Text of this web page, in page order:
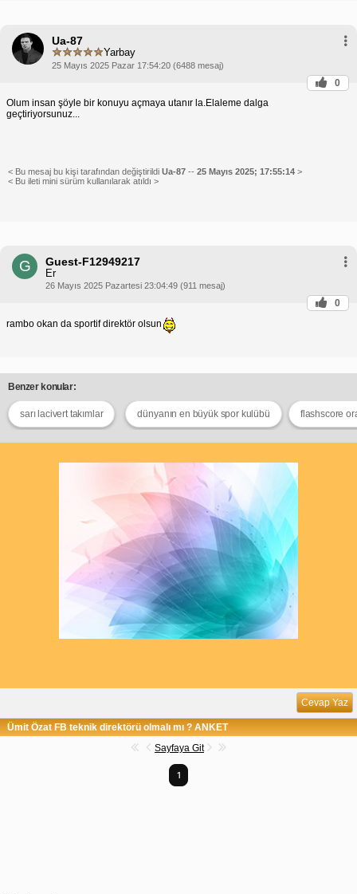
Ua-87
Yarbay
25 Mayıs 2025 Pazar 17:54:20 (6488 mesaj)
0
Olum insan şöyle bir konuyu açmaya utanır la.Elaleme dalga
geçtiriyorsunuz...
< Bu mesaj bu kişi tarafından değiştirildi Ua-87 -- 25 Mayıs 2025; 17:55:14 >
< Bu ileti mini sürüm kullanılarak atıldı >
G Guest-F12949217
Er
26 Mayıs 2025 Pazartesi 23:04:49 (911 mesaj)
0
rambo okan da sportif direktör olsun
Benzer konular:
sarı lacivert takımlar dünyanın en büyük spor kulübü flashscore
Cevap Yaz
Ümit Özat FB teknik direktörü olmalı mı ? ANKET
Sayfaya Git
1